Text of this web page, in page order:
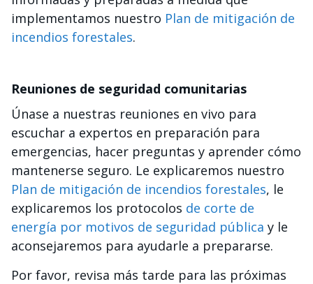
implementamos nuestro Plan de mitigación de
incendios forestales.
Reuniones de seguridad comunitarias
Únase a nuestras reuniones en vivo para
escuchar a expertos en preparación para
emergencias, hacer preguntas y aprender cómo
mantenerse seguro. Le explicaremos nuestro
Plan de mitigación de incendios forestales, le
explicaremos los protocolos de corte de
energía por motivos de seguridad pública y le
aconsejaremos para ayudarle a prepararse.
Por favor, revisa más tarde para las próximas